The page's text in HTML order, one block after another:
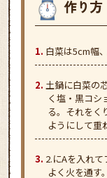
白菜は5cm幅
土鍋に白菜の
く塩・黒コシ
る。それをく
ようにして重
2.にAを入れ
よく火を通す